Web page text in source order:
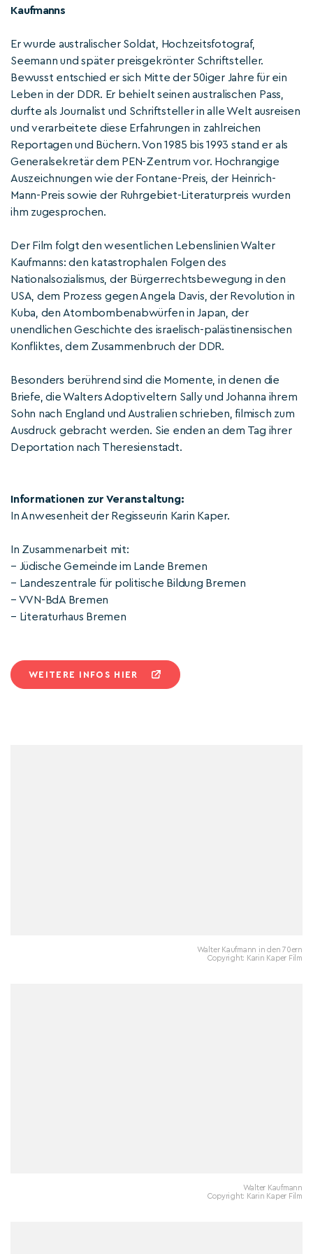
Kaufmanns
Er wurde australischer Soldat, Hochzeitsfotograf,
Seemann und später preisgekrönter Schriftsteller.
Bewusst entschied er sich Mitte der 50iger Jahre für ein
Leben in der DDR. Er behielt seinen australischen Pass,
durfte als Journalist und Schriftsteller in alle Welt ausreisen
und verarbeitete diese Erfahrungen in zahlreichen
Reportagen und Büchern. Von 1985 bis 1993 stand er als
Generalsekretär dem PEN-Zentrum vor. Hochrangige
Auszeichnungen wie der Fontane-Preis, der Heinrich-
Mann-Preis sowie der Ruhrgebiet-Literaturpreis wurden
ihm zugesprochen.
Der Film folgt den wesentlichen Lebenslinien Walter
Kaufmanns: den katastrophalen Folgen des
Nationalsozialismus, der Bürgerrechtsbewegung in den
USA, dem Prozess gegen Angela Davis, der Revolution in
Kuba, den Atombombenabwürfen in Japan, der
unendlichen Geschichte des israelisch-palästinensischen
Konfliktes, dem Zusammenbruch der DDR.
Besonders berührend sind die Momente, in denen die
Briefe, die Walters Adoptiveltern Sally und Johanna ihrem
Sohn nach England und Australien schrieben, filmisch zum
Ausdruck gebracht werden. Sie enden an dem Tag ihrer
Deportation nach Theresienstadt.
Informationen zur Veranstaltung:
In Anwesenheit der Regisseurin Karin Kaper.
In Zusammenarbeit mit:
– Jüdische Gemeinde im Lande Bremen
– Landeszentrale für politische Bildung Bremen
– VVN-BdA Bremen
– Literaturhaus Bremen
WEITERE INFOS HIER
Walter Kaufmann in den 70ern
Copyright: Karin Kaper Film
Walter Kaufmann
Copyright: Karin Kaper Film